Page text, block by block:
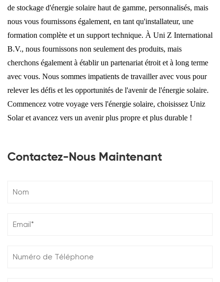
de stockage d'énergie solaire haut de gamme, personnalisés, mais
nous vous fournissons également, en tant qu'installateur, une
formation complète et un support technique. À Uni Z International
B.V., nous fournissons non seulement des produits, mais
cherchons également à établir un partenariat étroit et à long terme
avec vous. Nous sommes impatients de travailler avec vous pour
relever les défis et les opportunités de l'avenir de l'énergie solaire.
Commencez votre voyage vers l'énergie solaire, choisissez Uniz
Solar et avancez vers un avenir plus propre et plus durable !
Contactez-Nous Maintenant